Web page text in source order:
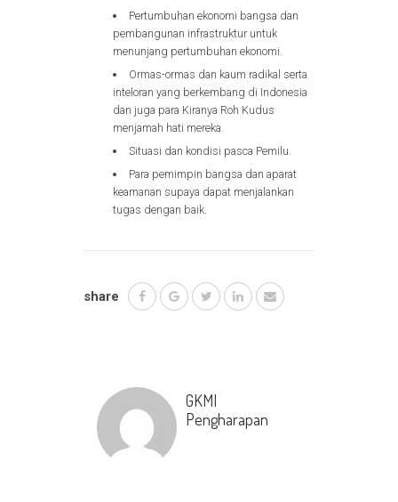
Pertumbuhan ekonomi bangsa dan
pembangunan infrastruktur untuk
menunjang pertumbuhan ekonomi.
Ormas-ormas dan kaum radikal serta
inteloran yang berkembang di Indonesia
dan juga para Kiranya Roh Kudus
menjamah hati mereka.
Situasi dan kondisi pasca Pemilu.
Para pemimpin bangsa dan aparat
keamanan supaya dapat menjalankan
tugas dengan baik.
share
GKMI
Pengharapan